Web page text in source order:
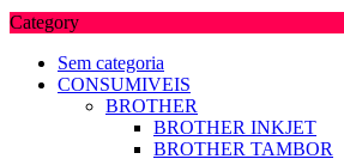
Category
Sem categoria
CONSUMIVEIS
BROTHER
BROTHER INKJET
BROTHER TAMBOR